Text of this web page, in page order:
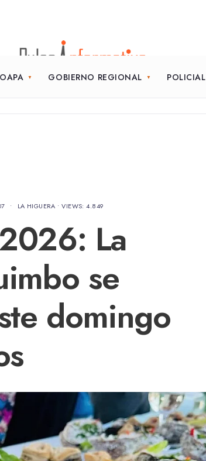
GOBIERNO REGIONAL POLICIAL
• LA HIGUERA •VIEWS: 4.849
La
se
domingo